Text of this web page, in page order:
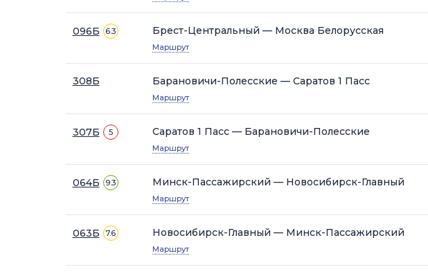
096Б 6.3 Брест-Центральный — Москва Белорусская
Маршрут
308Б Барановичи-Полесские — Саратов 1 Пасс
Маршрут
307Б 5 Саратов 1 Пасс — Барановичи-Полесские
Маршрут
064Б 9.3 Минск-Пассажирский — Новосибирск-Главный
Маршрут
063Б 7.6 Новосибирск-Главный — Минск-Пассажирский
Маршрут